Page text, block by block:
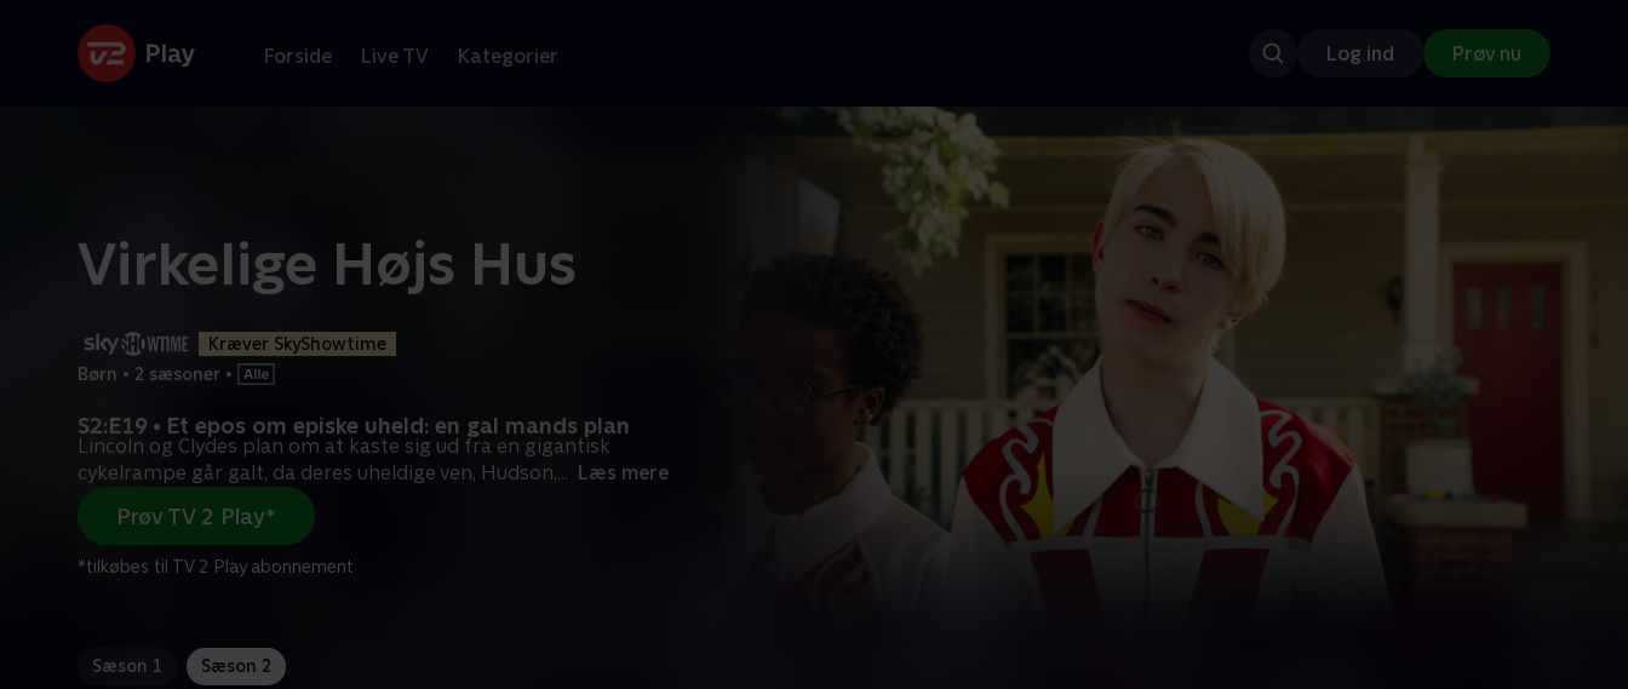
Forside Live TV Kategorier Log ind Prøv nu
Virkelige Højs Hus
Kræver SkyShowtime
Børn • 2 sæsoner •
S2:E19 • Et epos om episke uheld: en gal mands plan
Lincoln og Clydes plan om at kaste sig ud fra en gigantisk
cykelrampe går galt, da deres uheldige ven, Hudson,... Læs mere
Prøv TV 2 Play*
*tilkøbes til TV 2 Play abonnement
Sæson 1 Sæson 2